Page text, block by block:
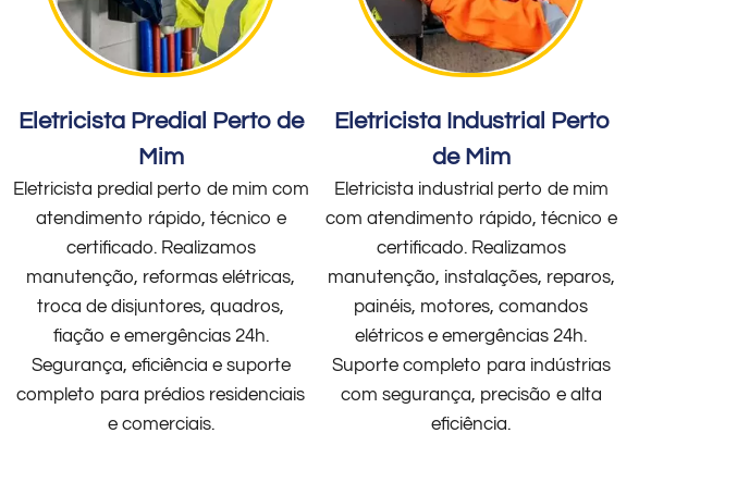
Eletricista Predial Perto de
Mim
Eletricista predial perto de mim com
atendimento rápido, técnico e
certificado. Realizamos
manutenção, reformas elétricas,
troca de disjuntores, quadros,
fiação e emergências 24h.
Segurança, eficiência e suporte
completo para prédios residenciais
e comerciais.
Eletricista Industrial Perto
de Mim
Eletricista industrial perto de mim
com atendimento rápido, técnico e
certificado. Realizamos
manutenção, instalações, reparos,
painéis, motores, comandos
elétricos e emergências 24h.
Suporte completo para indústrias
com segurança, precisão e alta
eficiência.